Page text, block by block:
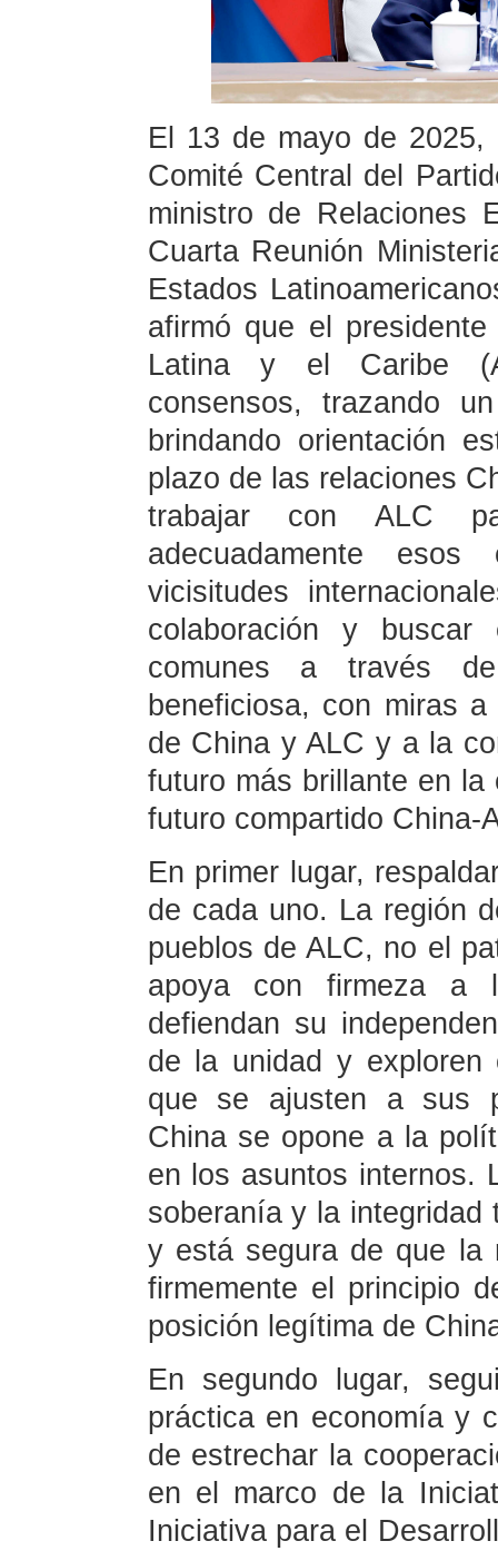
El 13 de mayo de
Comité Central del
ministro de Relaciones
Cuarta Reunión
Estados
afirmó que el
Latina y el Caribe
consensos, trazando
brindando orientación
plazo de las relaciones
trabajar con ALC
adecuadamente
vicisitudes
colaboración y
comunes a través
beneficiosa, con miras
de China y ALC y a la
futuro más brillante en
futuro compartido China-
En primer lugar,
de cada uno. La región
pueblos de ALC, no el
apoya con firmeza a
defiendan su
de la unidad y exploren
que se ajusten a sus
China se opone a la
en los asuntos internos.
soberanía y la integridad
y está segura de que la
firmemente el principio
posición legítima de
En segundo lugar,
práctica en economía y
de estrechar la
en el marco de la
Iniciativa para el